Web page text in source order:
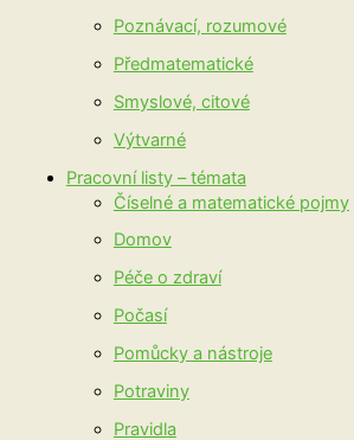
Poznávací, rozumové
Předmatematické
Smyslové, citové
Výtvarné
Pracovní listy – témata
Číselné a matematické pojmy
Domov
Péče o zdraví
Počasí
Pomůcky a nástroje
Potraviny
Pravidla